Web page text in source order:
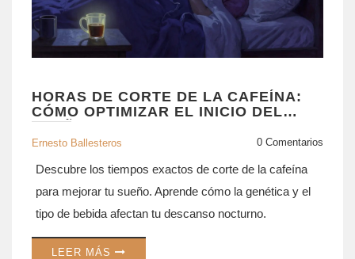
HORAS DE CORTE DE LA CAFEÍNA:
CÓMO OPTIMIZAR EL INICIO DEL
SUEÑO
Ernesto Ballesteros 0 Comentarios
Descubre los tiempos exactos de corte de la cafeína
para mejorar tu sueño. Aprende cómo la genética y el
tipo de bebida afectan tu descanso nocturno.
LEER MÁS